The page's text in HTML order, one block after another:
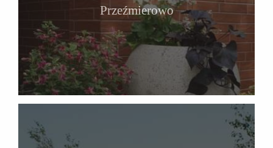
Przeźmierowo